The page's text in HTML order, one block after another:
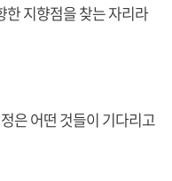
한 지향점을 찾는 자리라
은 어떤 것들이 기다리고